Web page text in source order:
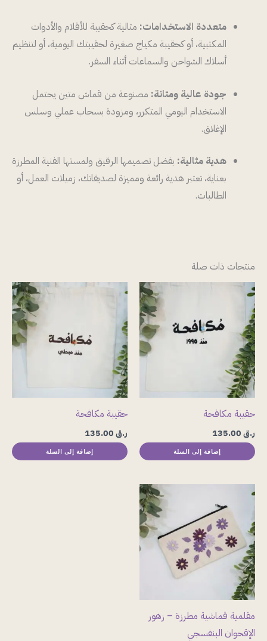
متعددة الاستخدامات: مثالية كحقيبة للأقلام والأدوات
المكتبية، أو كحقيبة مكياج صغيرة لحقيبتك اليومية، أو لتنظيم
أسلاك الشواحن والسماعات أثناء السفر.
جودة عالية ومتانة: مصنوعة من قماش متين يحتمل
الاستخدام اليومي المتكرر، ومزودة بسحاب عملي وسلس
الإغلاق.
هدية مثالية: بفضل تصميمها الرقيق ولمستها الفنية المطرزة
بعناية، تعتبر هدية رائعة ومميزة لصديقاتك، زميلات العمل، أو
الطالبات.
منتجات ذات صلة
حقيبة مكافحة
ر.ق
إضافة إلى السلة
حقيبة مكافحة
ر.ق
إضافة إلى السلة
مقلمية قماشية مطرزة – زهور
الإقحوان البنفسجي